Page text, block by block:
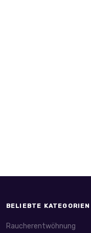
BELIEBTE KATEGORIEN
Raucherentwöhnung